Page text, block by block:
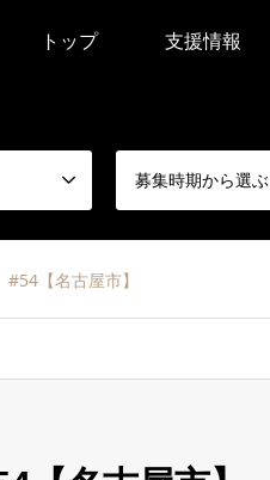
トップ 支援情報
募集時期から選ぶ
#54【名古屋市】